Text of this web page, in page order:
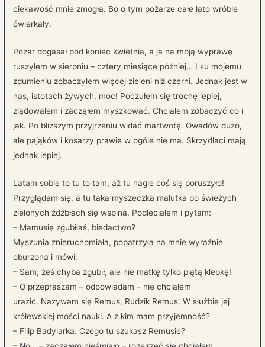
ciekawość mnie zmogła. Bo o tym pożarze całe lato wróble
ćwierkały.
Pożar dogasał pod koniec kwietnia, a ja na moją wyprawę
ruszyłem w sierpniu – cztery miesiące później… I ku mojemu
zdumieniu zobaczyłem więcej zieleni niż czerni. Jednak jest w
nas, istotach żywych, moc! Poczułem się trochę lepiej,
zlądowałem i zacząłem myszkować. Chciałem zobaczyć co i
jak. Po bliższym przyjrzeniu widać martwotę. Owadów dużo,
ale pająków i kosarzy prawie w ogóle nie ma. Skrzydlaci mają
jednak lepiej.
Latam sobie to tu to tam, aż tu nagle coś się poruszyło!
Przyglądam się, a tu taka myszeczka malutka po świeżych
zielonych źdźbłach się wspina. Podleciałem i pytam:
– Mamusię zgubiłaś, biedactwo?
Myszunia znieruchomiała, popatrzyła na mnie wyraźnie
oburzona i mówi:
– Sam, żeś chyba zgubił, ale nie matkę tylko piątą klepkę!
– O przepraszam – odpowiadam – nie chciałem
urazić. Nazywam się Remus, Rudzik Remus. W służbie jej
królewskiej mości nauki. A z kim mam przyjemność?
– Filip Badylarka. Czego tu szukasz Remusie?